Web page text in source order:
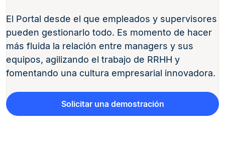
El Portal desde el que empleados y supervisores
pueden gestionarlo todo. Es momento de hacer
más fluida la relación entre managers y sus
equipos, agilizando el trabajo de RRHH y
fomentando una cultura empresarial innovadora.
Solicitar una demostración